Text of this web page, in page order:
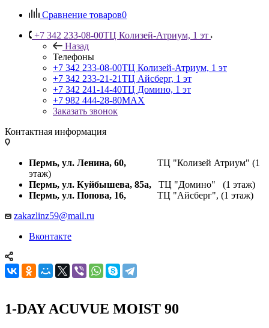
Сравнение товаров0
+7 342 233-08-00ТЦ Колизей-Атриум, 1 эт
Назад
Телефоны
+7 342 233-08-00ТЦ Колизей-Атриум, 1 эт
+7 342 233-21-21ТЦ Айсберг, 1 эт
+7 342 241-14-40ТЦ Домино, 1 эт
+7 982 444-28-80MAX
Заказать звонок
Контактная информация
Пермь, ул. Ленина, 60, ТЦ "Колизей Атриум" (1
этаж)
Пермь, ул. Куйбышева, 85а, ТЦ "Домино" (1 этаж)
Пермь, ул. Попова, 16, ТЦ "Айсберг", (1 этаж)
zakazlinz59@mail.ru
Вконтакте
1-DAY ACUVUE MOIST 90